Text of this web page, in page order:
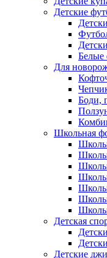
Детские
Белые
Для
Боди,
Школьная
Детская
Детские